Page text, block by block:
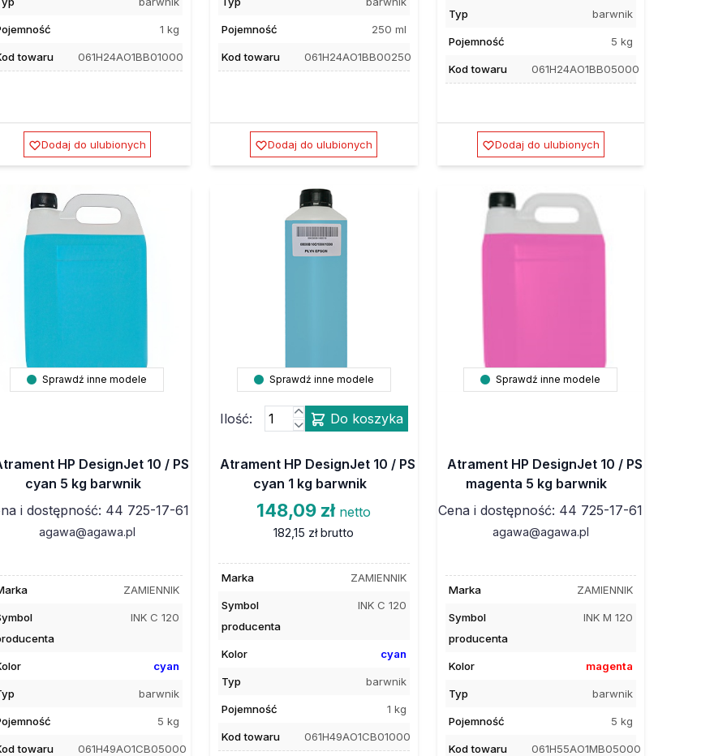
1 kg
towaru 061H24AO1BB01000
Dodaj do ulubionych
Pojemność 250 ml
Kod towaru 061H24AO1BB00250
Dodaj do ulubionych
Typ barwnik
Pojemność 5 kg
Kod towaru 061H24AO1BB05000
Dodaj do ulubionych
Sprawdź inne modele
HP DesignJet 10 / PS
cyan 5 kg barwnik
i dostępność: 44 725-17-61
agawa@agawa.pl
ZAMIENNIK
INK C 120
cyan
barwnik
5 kg
towaru 061H49AO1CB05000
Sprawdź inne modele
Ilość: Do koszyka
Atrament HP DesignJet 10 / PS
cyan 1 kg barwnik
148,09 zł netto
182,15 zł brutto
Marka ZAMIENNIK
Symbol
producenta
INK C 120
Kolor cyan
Typ barwnik
Pojemność 1 kg
Kod towaru 061H49AO1CB01000
Sprawdź inne modele
Atrament HP DesignJet 10 / PS
magenta 5 kg barwnik
Cena i dostępność: 44 725-17-61
agawa@agawa.pl
Marka ZAMIENNIK
Symbol
producenta
INK M 120
Kolor magenta
Typ barwnik
Pojemność 5 kg
Kod towaru 061H55AO1MB05000